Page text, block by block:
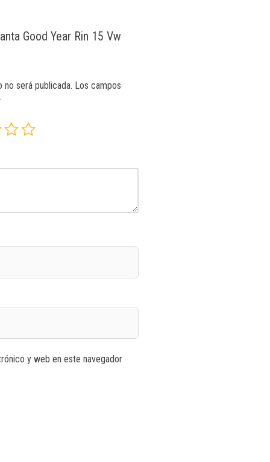
Good Year Rin 15 Vw
será publicada. Los campos
y web en este navegador